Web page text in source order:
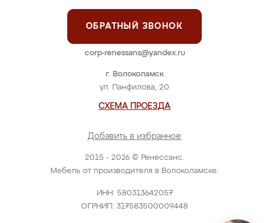
2015 - 2026 © Ренессанс.
Мебель от производителя в Волоколамске.
ИНН: 580313642057
ОГРНИП: 317583500009448
г. Волоколамск
ул. Панфилова, 20
СХЕМА ПРОЕЗДА
Добавить в избранное
ОБРАТНЫЙ ЗВОНОК
corp-renessans@yandex.ru